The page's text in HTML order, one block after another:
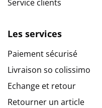
Service clients
Les services
Paiement sécurisé
Livraison so colissimo
Echange et retour
Retourner un article